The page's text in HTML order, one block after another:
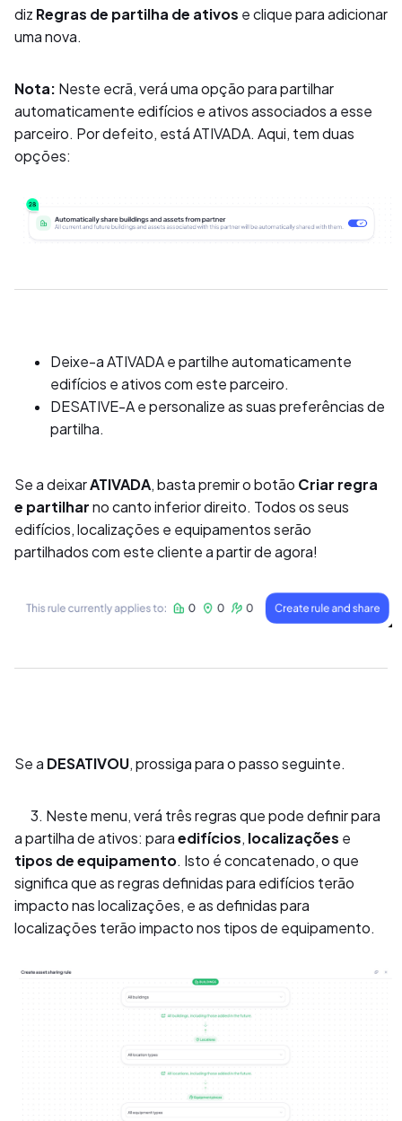
diz Regras de partilha de ativos e clique para adicionar
uma nova.
Nota: Neste ecrã, verá uma opção para partilhar
automaticamente edifícios e ativos associados a esse
parceiro. Por defeito, está ATIVADA. Aqui, tem duas
opções:
Deixe-a ATIVADA e partilhe automaticamente
edifícios e ativos com este parceiro.
DESATIVE-A e personalize as suas preferências de
partilha.
Se a deixarATIVADA, basta premir o botão Criar regra
e partilhar no canto inferior direito. Todos os seus
edifícios, localizações e equipamentos serão
partilhados com este cliente a partir de agora!
Se a DESATIVOU, prossiga para o passo seguinte.
3. Neste menu, verá três regras que pode definir para
a partilha de ativos: para edifícios, localizações e
tipos de equipamento. Isto é concatenado, o que
significa que as regras definidas para edifícios terão
impacto nas localizações, e as definidas para
localizações terão impacto nos tipos de equipamento.